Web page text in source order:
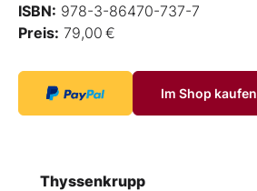
ISBN: 978-3-86470-737-7
Preis: 79,00 €
Im Shop kaufen
Thyssenkrupp